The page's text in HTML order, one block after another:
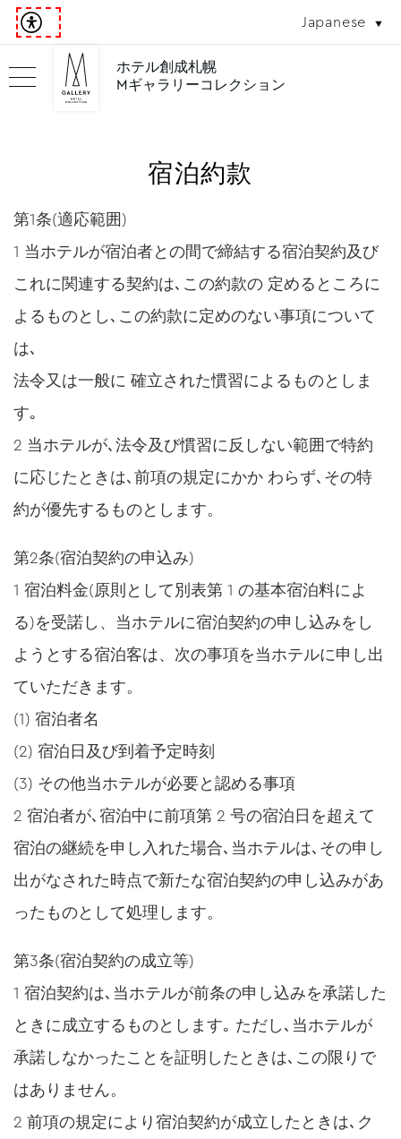
Japanese
ホテル創成札幌
Mギャラリーコレクション
宿泊約款
第1条(適応範囲)
1 当ホテルが宿泊者との間で締結する宿泊契約及び
これに関連する契約は､この約款の 定めるところに
よるものとし､この約款に定めのない事項について
は､
法令又は一般に 確立された慣習によるものとしま
す｡
2 当ホテルが､法令及び慣習に反しない範囲で特約
に応じたときは､前項の規定にかか わらず､その特
約が優先するものとします。
第2条(宿泊契約の申込み)
1 宿泊料金(原則として別表第 1 の基本宿泊料によ
る)を受諾し、当ホテルに宿泊契約の申し込みをし
ようとする宿泊客は、次の事項を当ホテルに申し出
ていただきます。
(1) 宿泊者名
(2) 宿泊日及び到着予定時刻
(3) その他当ホテルが必要と認める事項
2 宿泊者が､宿泊中に前項第 2 号の宿泊日を超えて
宿泊の継続を申し入れた場合､当ホテルは､その申し
出がなされた時点で新たな宿泊契約の申し込みがあ
ったものとして処理します。
第3条(宿泊契約の成立等)
1 宿泊契約は､当ホテルが前条の申し込みを承諾した
ときに成立するものとします｡ ただし､当ホテルが
承諾しなかったことを証明したときは､この限りで
はありません。
2 前項の規定により宿泊契約が成立したときは､ク